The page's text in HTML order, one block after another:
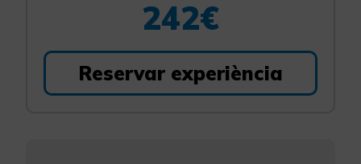
242€
Reservar experiència